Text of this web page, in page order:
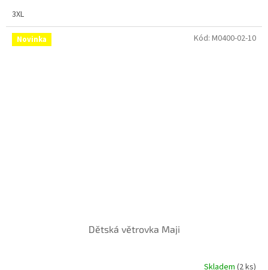
3XL
Novinka
Dětská větrovka Maji
Skladem (2 ks)
Kód: M0400-02-10